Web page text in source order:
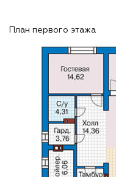
План первого этажа